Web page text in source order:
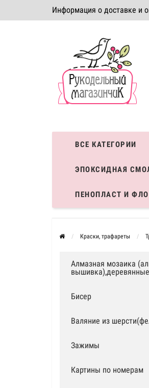
Информация о доставке и
Система скидок
ВСЕ КАТЕГОРИИ
ЭПОКСИДНАЯ
ПЕНОПЛАСТ И
Краски, трафареты
Алмазная мозаика
вышивка),деревянные
Бисер
Валяние из
Зажимы
Картины по номерам